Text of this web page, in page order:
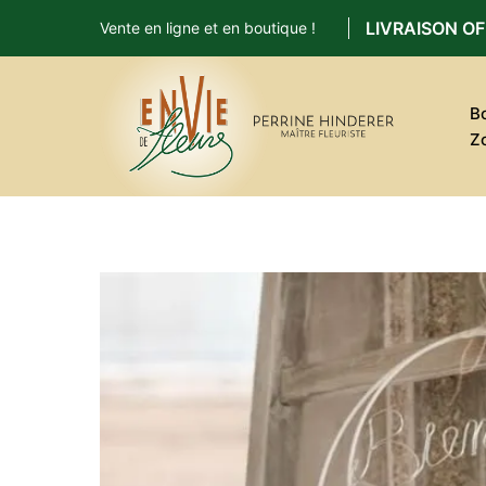
Vente en ligne et en boutique ! LIVRAISON